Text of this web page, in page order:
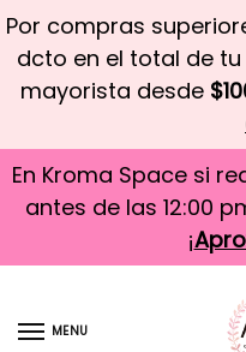
Por compras
dcto en el total de
mayorista desde
En Kroma Space si
antes de las 12:00
¡
MENU